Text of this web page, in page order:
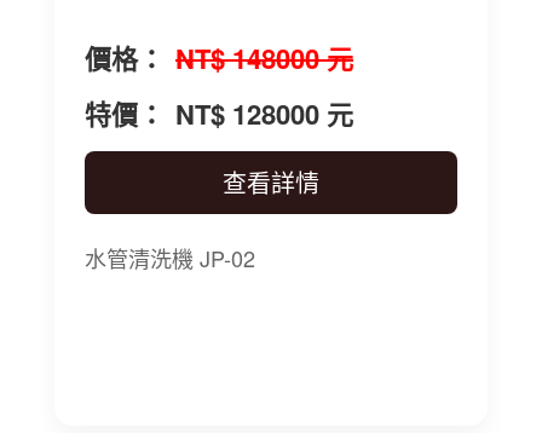
價格： NT$ 148000 元
特價： NT$ 128000 元
查看詳情
水管清洗機 JP-02